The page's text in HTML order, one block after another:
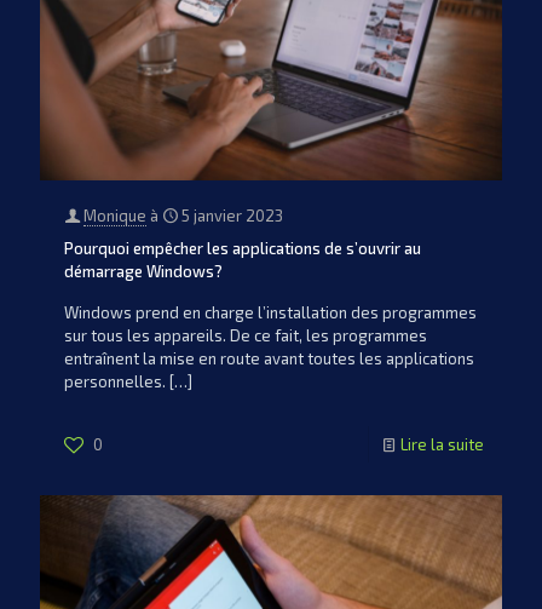
Monique à
5 janvier 2023
Pourquoi empêcher les applications de s’ouvrir au
démarrage Windows?
Windows prend en charge l’installation des programmes
sur tous les appareils. De ce fait, les programmes
entraînent la mise en route avant toutes les applications
personnelles. […]
0 Lire la suite